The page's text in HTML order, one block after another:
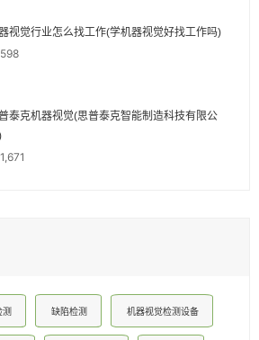
视觉行业怎么找工作(学机器视觉好找工作吗)
598
泰克机器视觉(思普泰克智能制造科技有限公
1,671
缺陷检测 机器视觉检测设备